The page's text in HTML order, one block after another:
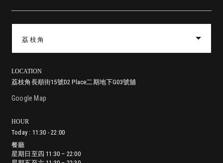
荔枝角
LOCATION
荔枝角長順街15號D2 Place二期地下G03號舖
Google Map
HOUR
Today : 11:30 - 22:00
餐廳
星期日至四 11:30 – 22:00
尖沙咀漆咸道南29-31號地舖 (入口位於赫德道)
餐廳
星期一至五 12:00 – 23:00
鰂魚涌英皇道979號太古坊林肯大廈地舖
餐廳
星期一至日 11:30 – 21:00
銅鑼灣耀華街38號Zing!地舖
餐廳
星期日至四 11:30 – 22:00
香港堅尼地城加多近街45-55號地下
餐廳
星期日至四: 11:00 – 21:30
中環蘇豪鴨巴甸街24-26號地舖
餐廳
星期日至四 11:30 – 22:00
灣仔進教圍16號地舖
餐廳
星期日至四: 11:30 – 22:00
將軍澳澳南海岸唐賢街33號Capri Place地下G17號舖
餐廳
星期日至四 11:30 – 22:00
星期五至六 11:30 – 22:30
沙田正街18號新城市廣場第一期2樓251號舖
餐廳
星期一至四 11:30 – 22:00